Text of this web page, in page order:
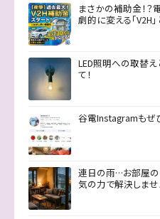
まさかの補助金！？
劇的に変える「V2H
LED照明への取替え
て！
谷電Instagramもぜ
連日の雨…お部屋の
気の力で解決しませ